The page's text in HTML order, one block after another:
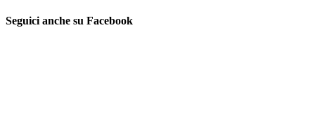
Seguici anche su Facebook